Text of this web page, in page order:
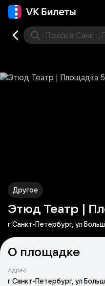
Поиск в Санкт-
Другое
Этюд Театр |
г Санкт-Петербург, ул
О площадке
Адрес
г Санкт-Петербург, ул